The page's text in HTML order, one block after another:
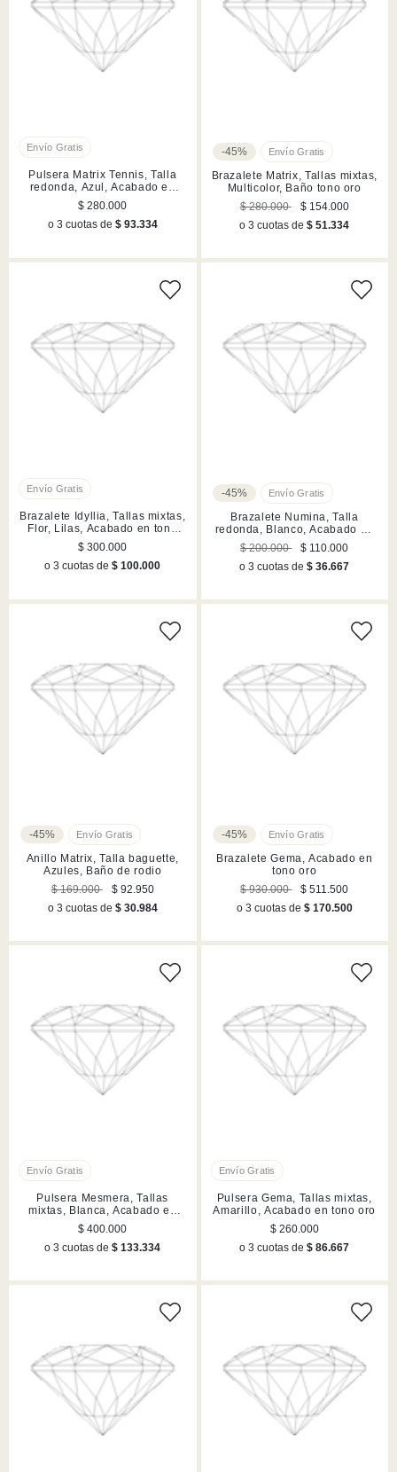
Pulsera Matrix Tennis, Talla
redonda, Azul, Acabado en
rodio
$ 280.000
o 3 cuotas de $ 93.334
-45%
Brazalete Matrix, Tallas mixtas,
Multicolor, Baño tono oro
$ 280.000
$ 154.000
o 3 cuotas de$ 51.334
Brazalete Idyllia, Tallas mixtas,
Flor, Lilas, Acabado en tono
oro
$ 300.000
o 3 cuotas de$ 100.000
-45%
Brazalete Numina, Talla
redonda, Blanco, Acabado en
tono oro
$ 200.000
$ 110.000
o 3 cuotas de$ 36.667
-45%
Anillo Matrix, Talla baguette,
Azules, Baño de rodio
$ 169.000
$ 92.950
o 3 cuotas de $ 30.984
-45%
Brazalete Gema, Acabado en
tono oro
$ 930.000
$ 511.500
o 3 cuotas de $ 170.500
Pulsera Mesmera, Tallas
mixtas, Blanca, Acabado en
tono oro
$ 400.000
o 3 cuotas de$ 133.334
Pulsera Gema, Tallas mixtas,
Amarillo, Acabado en tono oro
$ 260.000
o 3 cuotas de$ 86.667